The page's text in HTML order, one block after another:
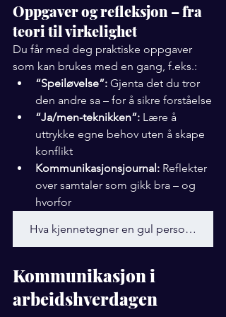
Oppgaver og refleksjon – fra
teori til virkelighet
Du får med deg praktiske oppgaver
som kan brukes med en gang, f.eks.:
“Speiløvelse”: Gjenta det du tror
den andre sa – for å sikre forståelse
“Ja/men-teknikken”: Lære å
uttrykke egne behov uten å skape
konflikt
Kommunikasjonsjournal: Reflekter
over samtaler som gikk bra – og
hvorfor
Hva kjennetegner en gul personlighet
Kommunikasjon i
arbeidshverdagen